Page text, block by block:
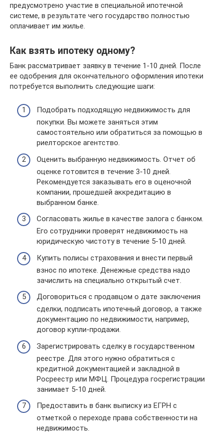
предусмотрено участие в специальной ипотечной
системе, в результате чего государство полностью
оплачивает им жилье.
Как взять ипотеку одному?
Банк рассматривает заявку в течение 1-10 дней. После
ее одобрения для окончательного оформления ипотеки
потребуется выполнить следующие шаги:
Подобрать подходящую недвижимость для
покупки. Вы можете заняться этим
самостоятельно или обратиться за помощью в
риелторское агентство.
Оценить выбранную недвижимость. Отчет об
оценке готовится в течение 3-10 дней.
Рекомендуется заказывать его в оценочной
компании, прошедшей аккредитацию в
выбранном банке.
Согласовать жилье в качестве залога с банком.
Его сотрудники проверят недвижимость на
юридическую чистоту в течение 5-10 дней.
Купить полисы страхования и внести первый
взнос по ипотеке. Денежные средства надо
зачислить на специально открытый счет.
Договориться с продавцом о дате заключения
сделки, подписать ипотечный договор, а также
документацию по недвижимости, например,
договор купли-продажи.
Зарегистрировать сделку в государственном
реестре. Для этого нужно обратиться с
кредитной документацией и закладной в
Росреестр или МФЦ. Процедура госрегистрации
занимает 5-10 дней.
Предоставить в банк выписку из ЕГРН с
отметкой о переходе права собственности на
недвижимость.